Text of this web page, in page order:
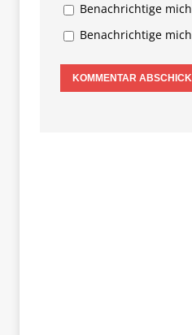
Benachrichtige
Benachrichtige